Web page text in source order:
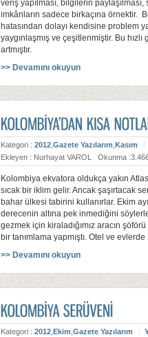
veriş yapılması, bilgilerin
imkânların sadece birkaçına örnektir.
hatasından dolayı kendisine problem
yaygınlaşmış ve çeşitlenmiştir. Bu
artmıştır.
>> Devamını okuyun
Kategori : 2012 Gazete Yazılarım Kasım
Ekleyen : Nurhayat VAROL
Okunma
Kolombiya ekvatora oldukça yakın
sıcak bir iklim gelir. Ancak şaşırtacak
bahar ülkesi tabirini kullanırlar. Ekim
derecenin altına pek inmediğini
gezmek için kiraladığımız aracın
bir tanımlama yapmıştı. Otel ve
>> Devamını okuyun
Kategori : 2012, Ekim,Gazete Yazılarım